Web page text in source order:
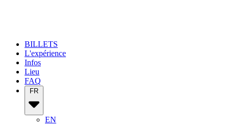
BILLETS
L'expérience
Infos
Lieu
FAQ
FR
EN